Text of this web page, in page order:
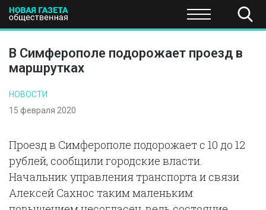
ПОЛИТИКА ЭКОНОМИКА НАУКА И
В Симферополе подорожает проезд в
маршрутках
НОВОСТИ
15 февраля 2020
Проезд в Симферополе подорожает с 10 до 12
рублей, сообщили городские власти.
Начальник управления транспорта и связи
Алексей Сахнос таким маленьким